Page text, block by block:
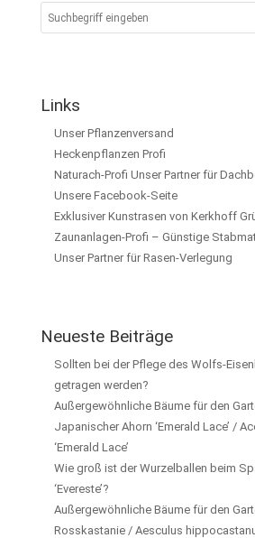
Links
Unser Pflanzenversand
Heckenpflanzen Profi
Naturach-Profi Unser Partner für
Unsere Facebook-Seite
Exklusiver Kunstrasen von Kerkhoff
Zaunanlagen-Profi – Günstige
Unser Partner für Rasen-Verlegung
Neueste Beiträge
Sollten bei der Pflege des Wolfs-
getragen werden?
Außergewöhnliche Bäume für den
Japanischer Ahorn ‘Emerald Lace’ /
‘Emerald Lace’
Wie groß ist der Wurzelballen beim
‘Evereste’?
Außergewöhnliche Bäume für den
Rosskastanie / Aesculus